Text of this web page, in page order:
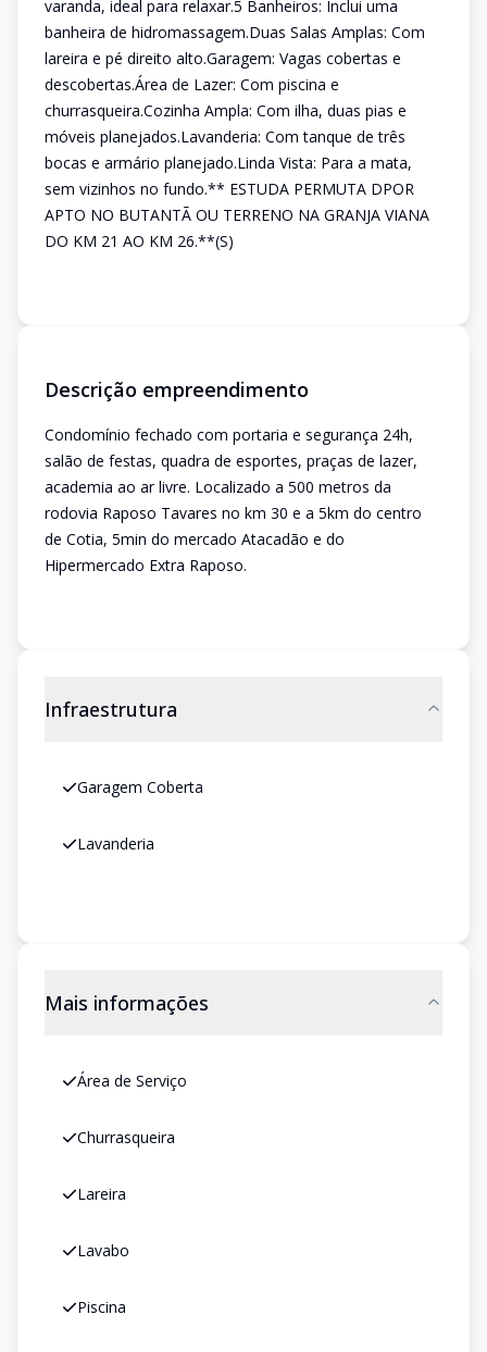
varanda, ideal para relaxar.5 Banheiros: Inclui uma
banheira de hidromassagem.Duas Salas Amplas: Com
lareira e pé direito alto.Garagem: Vagas cobertas e
descobertas.Área de Lazer: Com piscina e
churrasqueira.Cozinha Ampla: Com ilha, duas pias e
móveis planejados.Lavanderia: Com tanque de três
bocas e armário planejado.Linda Vista: Para a mata,
sem vizinhos no fundo.** ESTUDA PERMUTA DPOR
APTO NO BUTANTÃ OU TERRENO NA GRANJA VIANA
DO KM 21 AO KM 26.**(S)
Descrição empreendimento
Condomínio fechado com portaria e segurança 24h,
salão de festas, quadra de esportes, praças de lazer,
academia ao ar livre. Localizado a 500 metros da
rodovia Raposo Tavares no km 30 e a 5km do centro
de Cotia, 5min do mercado Atacadão e do
Hipermercado Extra Raposo.
Infraestrutura
Garagem Coberta
Lavanderia
Mais informações
Área de Serviço
Churrasqueira
Lareira
Lavabo
Piscina